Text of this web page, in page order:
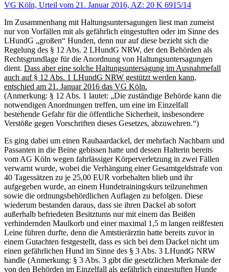
VG Köln, Urteil vom 21. Januar 2016, AZ: 20 K 6915/14
Im Zusammenhang mit Haltungsuntersagungen liest man zumeist
nur von Vorfällen mit als gefährlich eingestuften oder im Sinne des
LHundG „großen“ Hunden, denn nur auf diese bezieht sich die
Regelung des § 12 Abs. 2 LHundG NRW, der den Behörden als
Rechtsgrundlage für die Anordnung von Haltungsuntersagungen
dient. Dass aber eine solche Haltungsuntersagung im Ausnahmefall
auch auf § 12 Abs. 1 LHundG NRW gestützt werden kann,
entschied am 21. Januar 2016 das VG Köln.
(Anmerkung: § 12 Abs. 1 lautet: „Die zuständige Behörde kann die
notwendigen Anordnungen treffen, um eine im Einzelfall
bestehende Gefahr für die öffentliche Sicherheit, insbesondere
Verstöße gegen Vorschriften dieses Gesetzes, abzuwehren.“)
Es ging dabei um einen Rauhaardackel, der mehrfach Nachbarn und
Passanten in die Beine gebissen hatte und dessen Halterin bereits
vom AG Köln wegen fahrlässiger Körperverletzung in zwei Fällen
verwarnt wurde, wobei die Verhängung einer Gesamtgeldstrafe von
40 Tagessätzen zu je 25,00 EUR vorbehalten blieb und ihr
aufgegeben wurde, an einem Hundetrainingskurs teilzunehmen
sowie die ordnungsbehördlichen Auflagen zu befolgen. Diese
wiederum bestanden daraus, dass sie ihren Dackel ab sofort
außerhalb befriedeten Besitztums nur mit einem das Beißen
verhindernden Maulkorb und einer maximal 1,5 m langen reißfesten
Leine führen durfte, denn die Amtstierärztin hatte bereits zuvor in
einem Gutachten festgestellt, dass es sich bei dem Dackel nicht um
einen gefährlichen Hund im Sinne des § 3 Abs. 3 LHundG NRW
handle (Anmerkung: § 3 Abs. 3 gibt die gesetzlichen Merkmale der
von den Behörden im Einzelfall als gefährlich eingestuften Hunde